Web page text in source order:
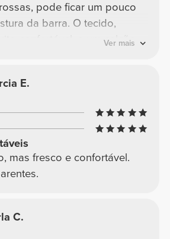
pode ficar um pouco
da barra. O tecido,
confortável, e um calção
Ver mais
E.
mas fresco e confortável.
C.